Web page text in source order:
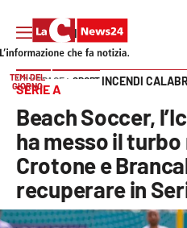
Cronaca
Politica
Vai
TEMI DEL
GIORNO
INCENDI
HOME PAGE SPORT
SERIE A
Beach Soccer,
ha messo il
Crotone e
recuperare in